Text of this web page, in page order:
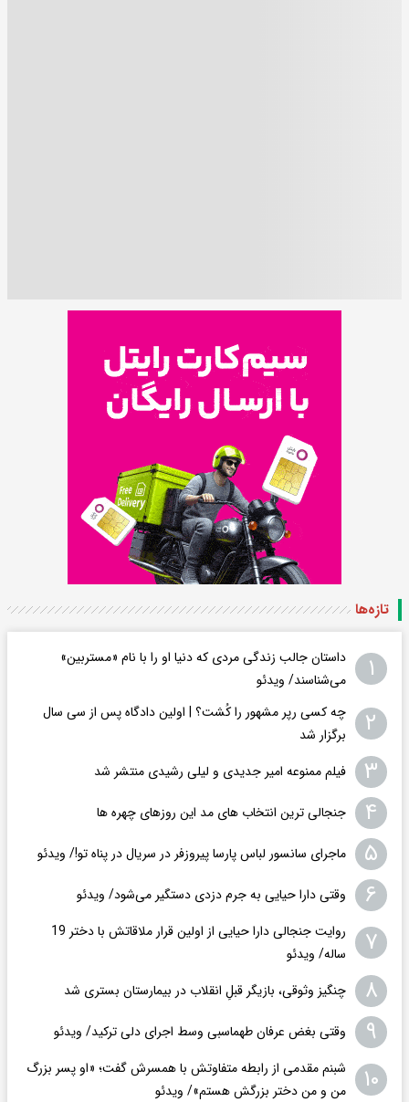
تازه‌ها
۱
داستان جالب زندگی مردی که دنیا او را با نام «مستربین»
می‌شناسند/ ویدئو
۲
چه کسی رپر مشهور را کُشت؟ | اولین دادگاه پس از سی سال
برگزار شد
۳ فیلم ممنوعه امیر جدیدی و لیلی رشیدی منتشر شد
۴ جنجالی ترین انتخاب های مد این روزهای چهره ها
۵ ماجرای سانسور لباس پارسا پیروزفر در سریال در پناه تو!/ ویدئو
۶ وقتی دارا حیایی به جرم دزدی دستگیر می‌شود/ ویدئو
۷
روایت جنجالی دارا حیایی از اولین قرار ملاقاتش با دختر 19
ساله/ ویدئو
۸ چنگیز وثوقی، بازیگر قبلِ انقلاب در بیمارستان بستری شد
۹ وقتی بغض عرفان طهماسبی وسط اجرای دلی ترکید/ ویدئو
۱۰
شبنم مقدمی از رابطه متفاوتش با همسرش گفت؛ «او پسر بزرگ
من و من دختر بزرگش هستم»/ ویدئو